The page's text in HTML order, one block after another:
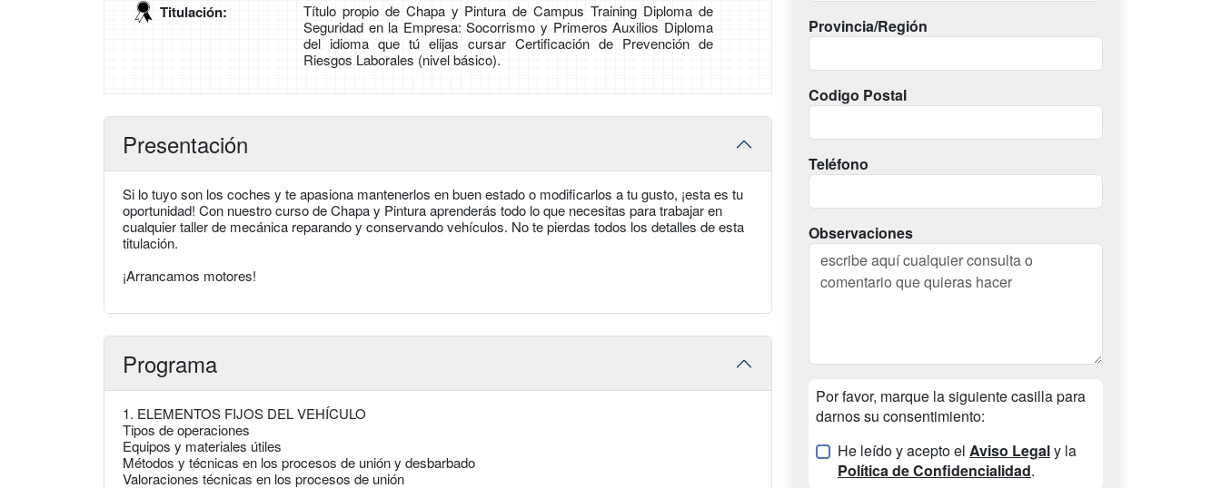
Titulación:
Título propio de Chapa y Pintura de Campus Training Diploma de
Seguridad en la Empresa: Socorrismo y Primeros Auxilios Diploma
del idioma que tú elijas cursar Certificación de Prevención de
Riesgos Laborales (nivel básico).
Presentación
Si lo tuyo son los coches y te apasiona mantenerlos en buen estado o modificarlos a tu gusto, ¡esta es tu
oportunidad! Con nuestro curso de Chapa y Pintura aprenderás todo lo que necesitas para trabajar en
cualquier taller de mecánica reparando y conservando vehículos. No te pierdas todos los detalles de esta
titulación.
¡Arrancamos motores!
Programa
1. ELEMENTOS FIJOS DEL VEHÍCULO
Tipos de operaciones
Equipos y materiales útiles
Métodos y técnicas en los procesos de unión y desbarbado
Valoraciones técnicas en los procesos de unión
Provincia/Región
Codigo Postal
Teléfono
Observaciones
Por favor, marque la siguiente casilla para
darnos su consentimiento:
He leído y acepto el Aviso Legaly la
Política de Confidencialidad.